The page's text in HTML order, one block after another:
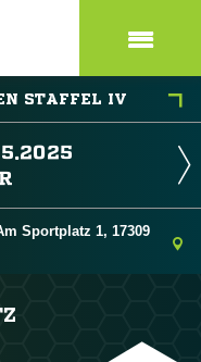
STAFFEL IV
Sportplatz 1, 17309